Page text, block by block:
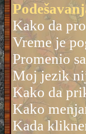
Kako da
Vreme je
Promenio
Moj jezik
Kako da
Kako
Kada